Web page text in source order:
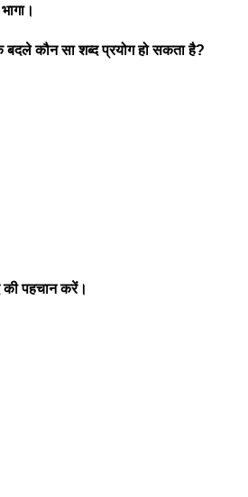
कौन सा शब्द प्रयोग हो सकता है?
की पहचान करें।